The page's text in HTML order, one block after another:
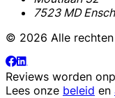
7523 MD
© 2026 Alle
Reviews worden
Lees onze beleid en